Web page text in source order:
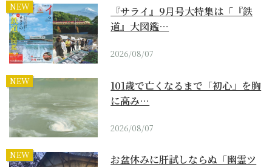
NEW
『サライ』9月号大特集は「『鉄
道』大図鑑…
2026/08/07
NEW
101歳で亡くなるまで「初心」を胸
に高み…
2026/08/07
NEW
お盆休みに肝試しならぬ「幽霊ツ